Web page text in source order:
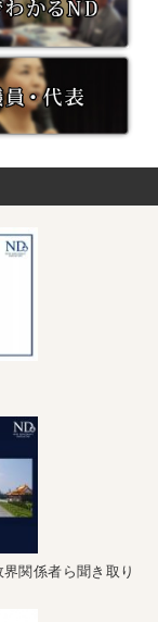
関係者ら聞き取り